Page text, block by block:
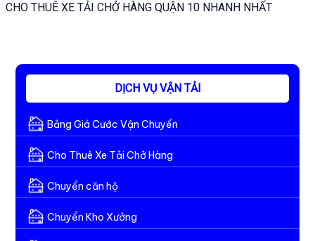
CHO THUÊ XE TẢI CHỞ HÀNG QUẬN 10 NHANH NHẤT
DỊCH VỤ VẬN TẢI
Bảng Giá Cước Vận Chuyển
Cho Thuê Xe Tải Chở Hàng
Chuyển căn hộ
Chuyển Kho Xưởng